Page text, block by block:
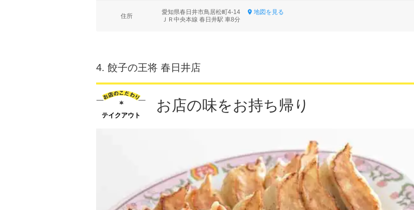
住所
愛知県春日井市鳥居松町4-14
地図を見る
ＪＲ中央本線 春日井駅 車8分
4. 餃子の王将 春日井店
テイクアウト
お店の味をお持ち帰り